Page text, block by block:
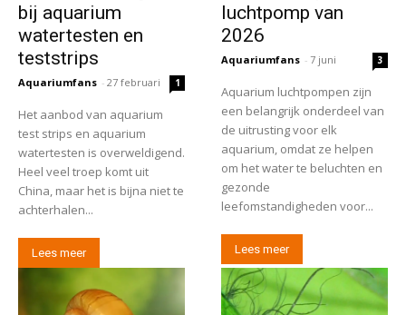
bij aquarium
watertesten en
teststrips
Aquariumfans - 27 februari 1
Het aanbod van aquarium
test strips en aquarium
watertesten is overweldigend.
Heel veel troep komt uit
China, maar het is bijna niet te
achterhalen...
Lees meer
luchtpomp van
2026
Aquariumfans - 7 juni 3
Aquarium luchtpompen zijn
een belangrijk onderdeel van
de uitrusting voor elk
aquarium, omdat ze helpen
om het water te beluchten en
gezonde
leefomstandigheden voor...
Lees meer